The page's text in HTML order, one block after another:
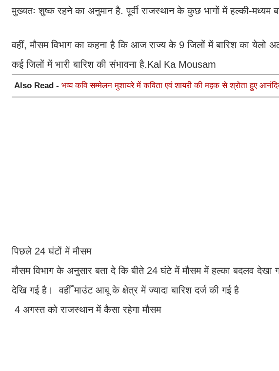
मुख्यतः शुष्क रहने का अनुमान है. पूर्वी राजस्थान के कुछ भागों में हल्की-मध्यम
वहीं, मौसम विभाग का कहना है कि आज राज्य के 9 जिलों में बारिश का येलो
कई जिलों में भारी बारिश की संभावना है.Kal Ka Mousam
Also Read - भव्य कवि सम्मेलन मुशायरे में कविता एवं शायरी की महक से श्रोता हुए
पिछले 24 घंटों में मौसम
मौसम विभाग के अनुसार बता दे कि बीते 24 घंटे में मौसम में हल्का बदलव देखा
देखि गई है। वहीँ माउंट आबू के क्षेत्र में ज्यादा बारिश दर्ज की गई है
4 अगस्त को राजस्थान में कैसा रहेगा मौसम